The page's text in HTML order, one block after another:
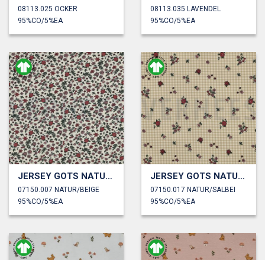
08113.025 OCKER
95%CO/5%EA
08113.035 LAVENDEL
95%CO/5%EA
JERSEY GOTS NATUR BLUMEN
07150.007 NATUR/BEIGE
95%CO/5%EA
JERSEY GOTS NATUR BLUMEN
07150.017 NATUR/SALBEI
95%CO/5%EA